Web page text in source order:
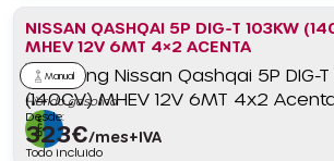
NISSAN QASHQAI 5P DIG-T 103KW
MHEV 12V 6MT 4×2 ACENTA
Manual
Híbrido gasolina
Desde:
323€/mes+IVA
Todo incluido